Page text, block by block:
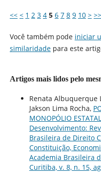
<< < 1 2 3 4 5 6 7 8 9 10 > >>
Você também pode iniciar
similaridadepara este
Artigos mais lidos pelo
Renata Albuquerque
Jakson Lima Rocha,
MONOPÓLIO ESTATAL
Desenvolvimento:
Brasileira de Direito
Constituição,
Academia Brasileira
Curitiba, v. 8, n. 15,